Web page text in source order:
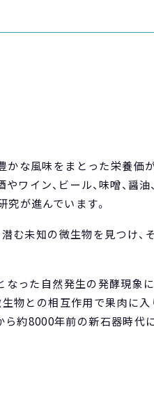
な風味をまとった栄養価
ワイン、ビール、味噌、醤
が進んでいます。
む未知の微生物を見つけ、
った自然発生の発酵現象に
物との相互作用で果肉に入
約8000年前の新石器時代